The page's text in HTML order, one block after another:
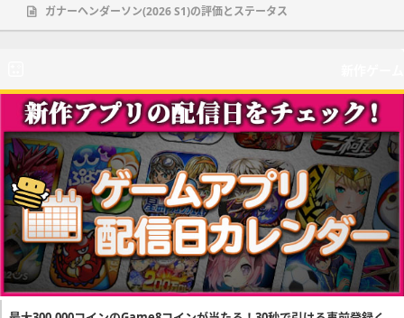
ガナーヘンダーソン(2026 S1)の評価とステータス